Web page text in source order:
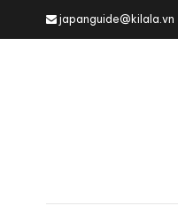
japanguide@kilala.vn